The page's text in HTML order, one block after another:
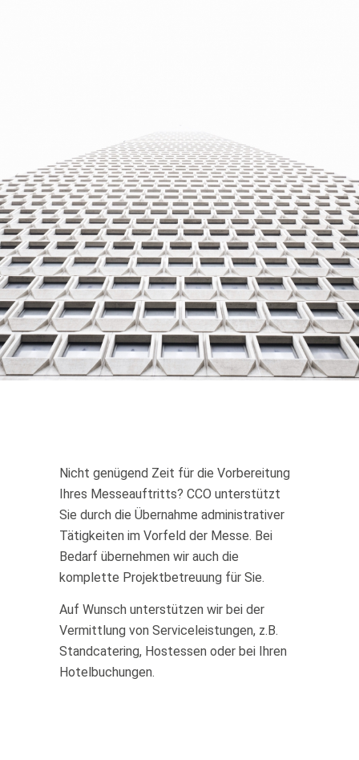
Nicht genügend Zeit für die Vorbereitung
Ihres Messeauftritts? CCO unterstützt
Sie durch die Übernahme administrativer
Tätigkeiten im Vorfeld der Messe. Bei
Bedarf übernehmen wir auch die
komplette Projektbetreuung für Sie.
Auf Wunsch unterstützen wir bei der
Vermittlung von Serviceleistungen, z.B.
Standcatering, Hostessen oder bei Ihren
Hotelbuchungen.